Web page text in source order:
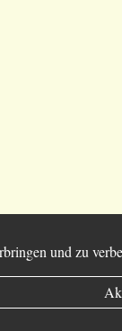
und zu